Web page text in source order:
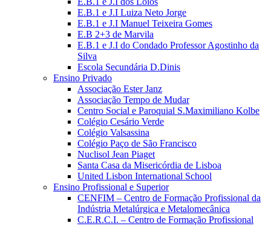
E.B.1 e J.I Luiza Neto Jorge
E.B.1 e J.I Manuel Teixeira Gomes
E.B 2+3 de Marvila
E.B.1 e J.I do Condado Professor Agostinho da
Silva
Escola Secundária D.Dinis
Ensino Privado
Associação Ester Janz
Associação Tempo de Mudar
Centro Social e Paroquial S.Maximiliano Kolbe
Colégio Cesário Verde
Colégio Valsassina
Colégio Paço de São Francisco
Nuclisol Jean Piaget
Santa Casa da Misericórdia de Lisboa
United Lisbon International School
Ensino Profissional e Superior
CENFIM – Centro de Formação Profissional da
Indústria Metalúrgica e Metalomecânica
C.E.R.C.I. – Centro de Formação Profissional